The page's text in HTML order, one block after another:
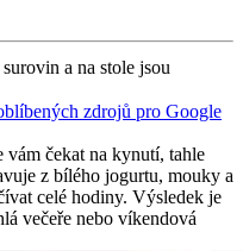
a na stole jsou
zdrojů pro Google
vám čekat na kynutí, tahle
z bílého jogurtu, mouky a
celé hodiny. Výsledek je
večeře nebo víkendová